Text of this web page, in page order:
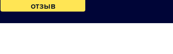
отзыв